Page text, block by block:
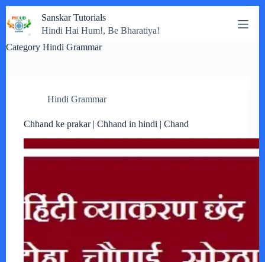
to
content
Sanskar Tutorials
Hindi Hai Hum!, Be Bharatiya!
Category Hindi Grammar
Hindi Grammar
Chhand ke prakar | Chhand in hindi | Chand